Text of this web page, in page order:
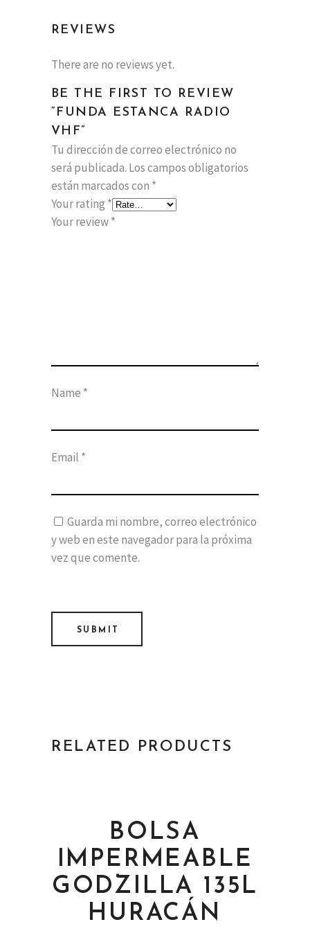
REVIEWS
There are no reviews yet.
BE THE FIRST TO REVIEW
“FUNDA ESTANCA RADIO
VHF”
Tu dirección de correo electrónico no
será publicada. Los campos obligatorios
están marcados con *
Your rating *
Your review*
Name *
Email *
Guarda mi nombre, correo electrónico
y web en este navegador para la próxima
vez que comente.
RELATED PRODUCTS
ADD TO CART
BOLSA
IMPERMEABLE
GODZILLA 135L
HURACÁN